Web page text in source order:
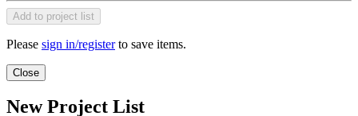
Add to project list
Please sign in/registerto save items.
Close
New Project List